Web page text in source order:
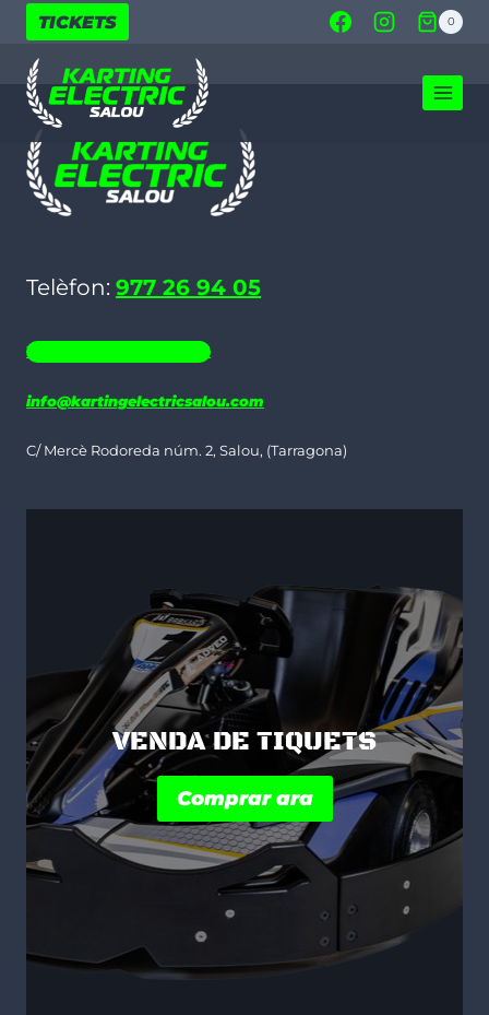
contingut
TICKETS 0
Telèfon: 977 26 94 05
WHATSAPP 686 19 06 35
info@kartingelectricsalou.com
C/ Mercè Rodoreda núm. 2, Salou, (Tarragona)
VENDA DE TIQUETS
Comprar ara